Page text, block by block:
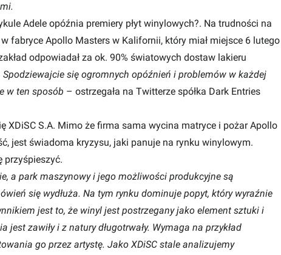
Adele opóźnia premiery płyt winylowych?. Na trudności na
fabryce Apollo Masters w Kalifornii, który miał miejsce 6 lutego
odpowiadał za ok. 90% światowych dostaw lakieru
Spodziewajcie się ogromnych opóźnień i problemów w każdej
w ten sposób – ostrzegała na Twitterze spółka Dark Entries
XDiSC S.A. Mimo że firma sama wycina matryce i pożar Apollo
jest świadoma kryzysu, jaki panuje na rynku winylowym.
przyśpieszyć.
a park maszynowy i jego możliwości produkcyjne są
się wydłuża. Na tym rynku dominuje popyt, który wyraźnie
jest to, że winyl jest postrzegany jako element sztuki i
jest zawiły i z natury długotrwały. Wymaga na przykład
go przez artystę. Jako XDiSC stale analizujemy